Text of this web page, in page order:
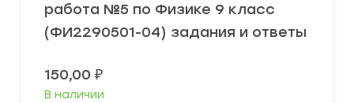
работа №5 по Физике 9 класс
(ФИ2290501-04) задания и ответы
150,00 ₽
В наличии